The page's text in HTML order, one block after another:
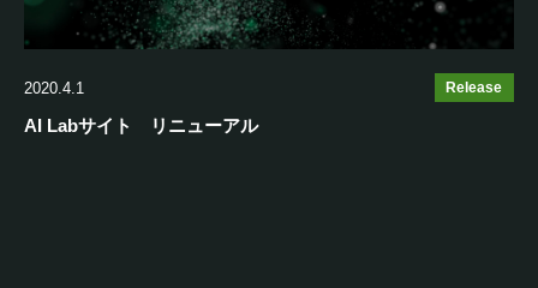
2020.4.1 Release
AI Labサイト リニューアル